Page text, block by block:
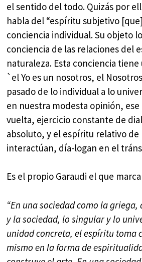
el sentido del todo. Quizás por
habla del “espíritu subjetivo
conciencia individual. Su objeto
conciencia de las relaciones del
naturaleza. Esta conciencia
`el Yo es un nosotros, el
pasado de lo individual a lo
en nuestra modesta opinión, ese
vuelta, ejercicio constante de
absoluto, y el espíritu relativo de
interactúan, día-logan en el
Es el propio Garaudi el que
“En una sociedad como la
y la sociedad, lo singular y lo
unidad concreta, el espíritu toma
mismo en la forma de